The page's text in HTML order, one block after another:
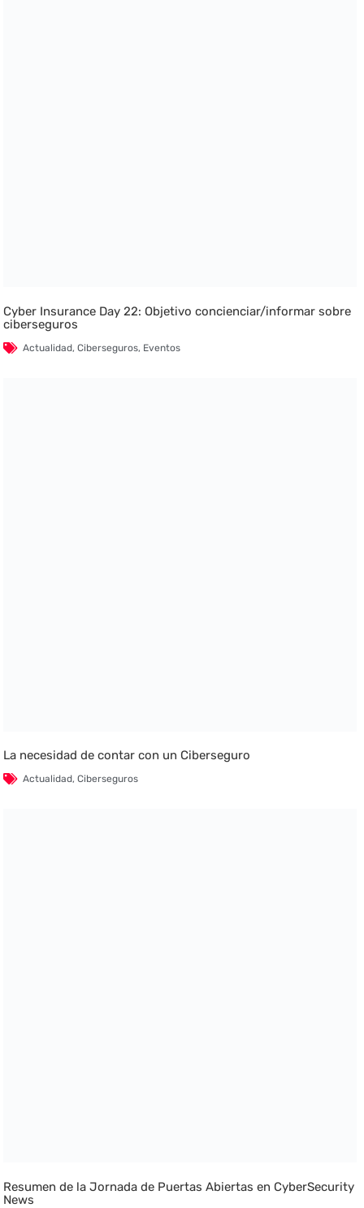
Cyber Insurance Day 22: Objetivo concienciar/informar sobre
ciberseguros
Actualidad,Ciberseguros, Eventos
La necesidad de contar con un Ciberseguro
Actualidad,Ciberseguros
Resumen de la Jornada de Puertas Abiertas en CyberSecurity
News